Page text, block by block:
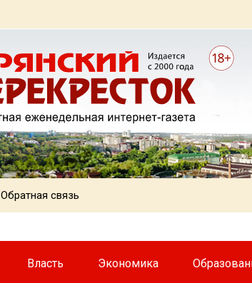
Обратная связь
Власть Экономика